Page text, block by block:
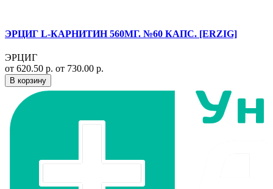
ЭРЦИГ L-КАРНИТИН 560МГ. №60 КАПС. [ERZIG]
ЭРЦИГ
от 620.50 р. от 730.00 р.
В корзину